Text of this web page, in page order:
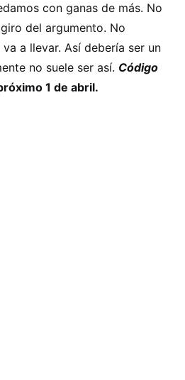
con ganas de más. No
del argumento. No
a llevar. Así debería ser un
no suele ser así. Código
1 de abril.